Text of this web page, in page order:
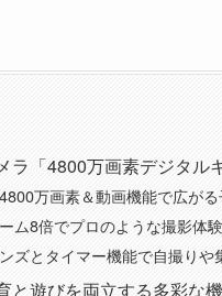
ラ「4800万画素デジタル
万画素＆動画機能で広が
ム8倍でプロのような撮影体
ズとタイマー機能で自撮りや
と遊びを両立する多彩な